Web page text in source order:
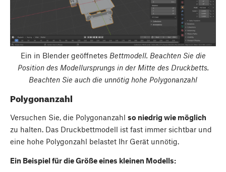
Ein in Blender geöffnetes Bettmodell. Beachten Sie die
Position des Modellursprungs in der Mitte des Druckbetts.
Beachten Sie auch die unnötig hohe Polygonanzahl
Polygonanzahl
Versuchen Sie, die Polygonanzahl so niedrig wie möglich
zu halten. Das Druckbettmodell ist fast immer sichtbar und
eine hohe Polygonzahl belastet Ihr Gerät unnötig.
Ein Beispiel für die Größe eines kleinen Modells: